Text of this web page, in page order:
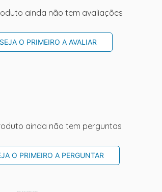
ainda não tem avaliações
SEJA O PRIMEIRO A AVALIAR
ainda não tem perguntas
O PRIMEIRO A PERGUNTAR